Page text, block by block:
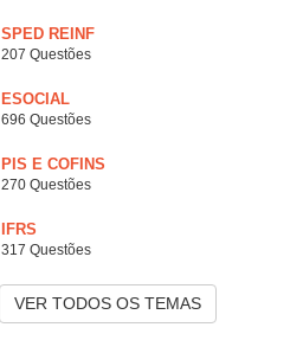
SPED REINF
207 Questões
ESOCIAL
696 Questões
PIS E COFINS
270 Questões
IFRS
317 Questões
VER TODOS OS TEMAS